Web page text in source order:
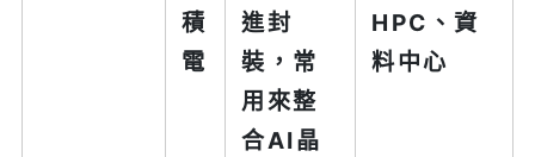
積
電
進封
裝，常
用來整
合AI晶
HPC、資
料中心